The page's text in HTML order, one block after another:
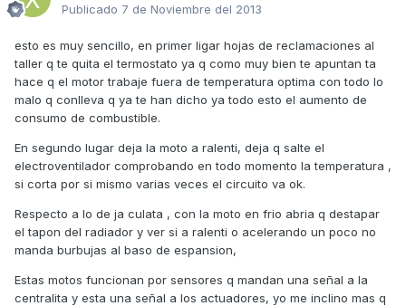
Publicado 7 de Noviembre del 2013
esto es muy sencillo, en primer ligar hojas de reclamaciones al
taller q te quita el termostato ya q como muy bien te apuntan ta
hace q el motor trabaje fuera de temperatura optima con todo lo
malo q conlleva q ya te han dicho ya todo esto el aumento de
consumo de combustible.
En segundo lugar deja la moto a ralenti, deja q salte el
electroventilador comprobando en todo momento la temperatura ,
si corta por si mismo varias veces el circuito va ok.
Respecto a lo de ja culata , con la moto en frio abria q destapar
el tapon del radiador y ver si a ralenti o acelerando un poco no
manda burbujas al baso de espansion,
Estas motos funcionan por sensores q mandan una señal a la
centralita y esta una señal a los actuadores, yo me inclino mas q